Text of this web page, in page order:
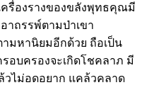
ครื่องรางของขลังพุทธคุณมี
าถรรพ์ตามป่าเขา
ามหานิยมอีกด้วย ถือเป็น
อบครองจะเกิดโชคลาภ มี
ไม่อดอยาก แคล้วคลาด